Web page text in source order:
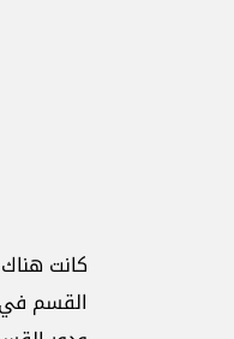
كانت
القسم في